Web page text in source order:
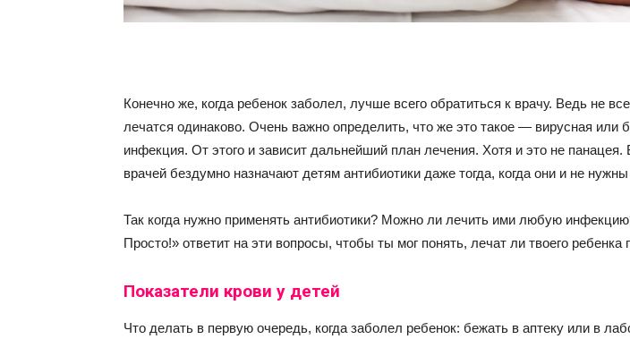
Конечно же, когда ребенок заболел, лучше всего обратиться к врачу. Ведь не
лечатся одинаково. Очень важно определить, что же это такое — вирусная или
инфекция. От этого и зависит дальнейший план лечения. Хотя и это не
врачей бездумно назначают детям антибиотики даже тогда, когда они и не
Так когда нужно применять антибиотики? Можно ли лечить ими любую
Просто!» ответит на эти вопросы, чтобы ты мог понять, лечат ли твоего ребенка
Показатели крови у детей
Что делать в первую очередь, когда заболел ребенок: бежать в аптеку или в